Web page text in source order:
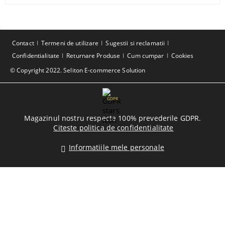
© Copyright 2022. Seliton E-commerce Solution
Contact Termeni de utilizare
Sugestii si reclamatii
Confidentialitate
Returnare Produse Cum cumpar Cookies
GDPR
Magazinul nostru respecta 100% prevederile GDPR.
Citeste politica de confidentialitate
Informatiile mele personale